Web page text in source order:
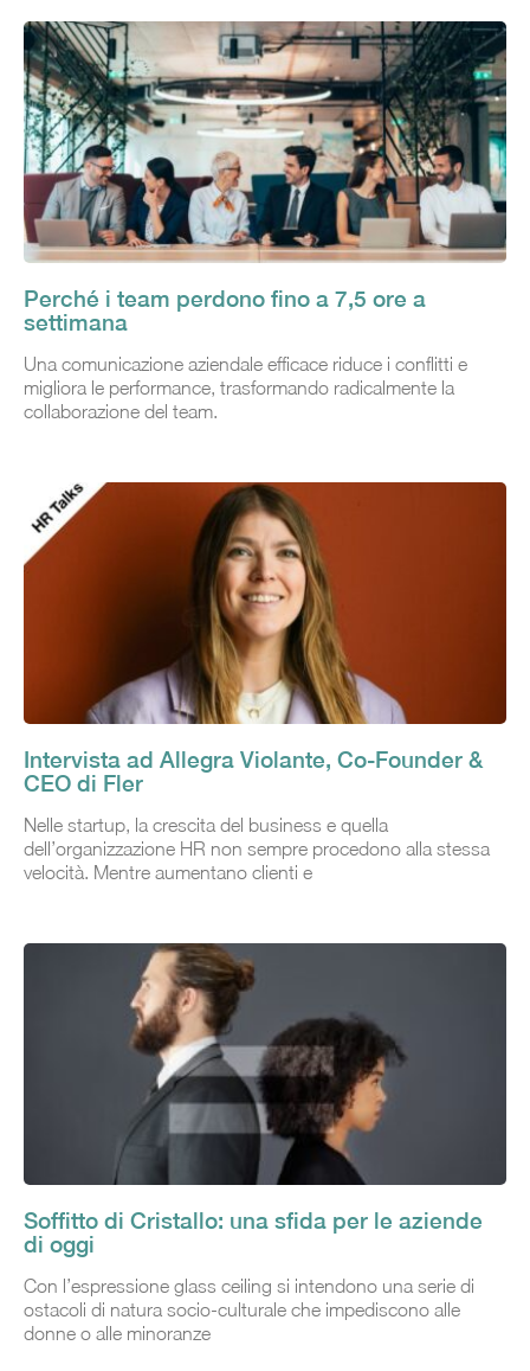
Perché i team perdono fino a 7,5 ore a
settimana
Una comunicazione aziendale efficace riduce i conflitti e
migliora le performance, trasformando radicalmente la
collaborazione del team.
Intervista ad Allegra Violante, Co-Founder &
CEO di Fler
Nelle startup, la crescita del business e quella
dell’organizzazione HR non sempre procedono alla stessa
velocità. Mentre aumentano clienti e
Soffitto di Cristallo: una sfida per le aziende
di oggi
Con l’espressione glass ceiling si intendono una serie di
ostacoli di natura socio-culturale che impediscono alle
donne o alle minoranze